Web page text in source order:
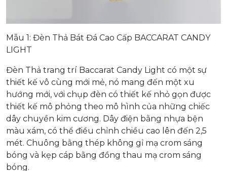
Mẫu 1: Đèn Thả Bát Đá Cao Cấp BACCARAT CANDY
LIGHT
Đèn Thả trang trí Baccarat Candy Light có một sự
thiết kế vô cùng mới mẻ, nó mang đến một xu
hướng mới, với chụp đèn có thiết kế nhỏ gọn được
thiết kế mô phỏng theo mô hình của những chiếc
dây chuyền kim cương. Dây điện bằng nhựa bện
màu xám, có thể điều chỉnh chiều cao lên đến 2,5
mét. Chuông bằng thép không gỉ mạ crom sáng
bóng và kẹp cáp bằng đồng thau mạ crom sáng
bóng.